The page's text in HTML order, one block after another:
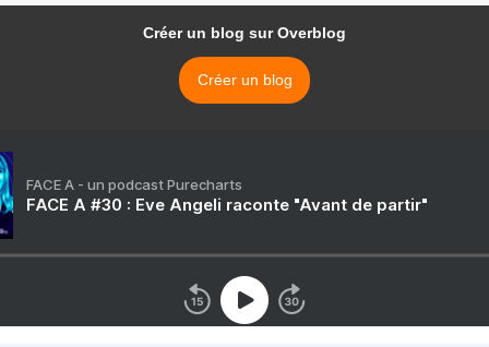
Créer un blog sur Overblog
Créer un blog
FACE A - un podcast Purecharts
FACE A #30 : Eve Angeli raconte "Avant de partir"